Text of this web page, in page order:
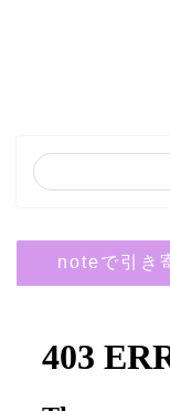
noteで引き